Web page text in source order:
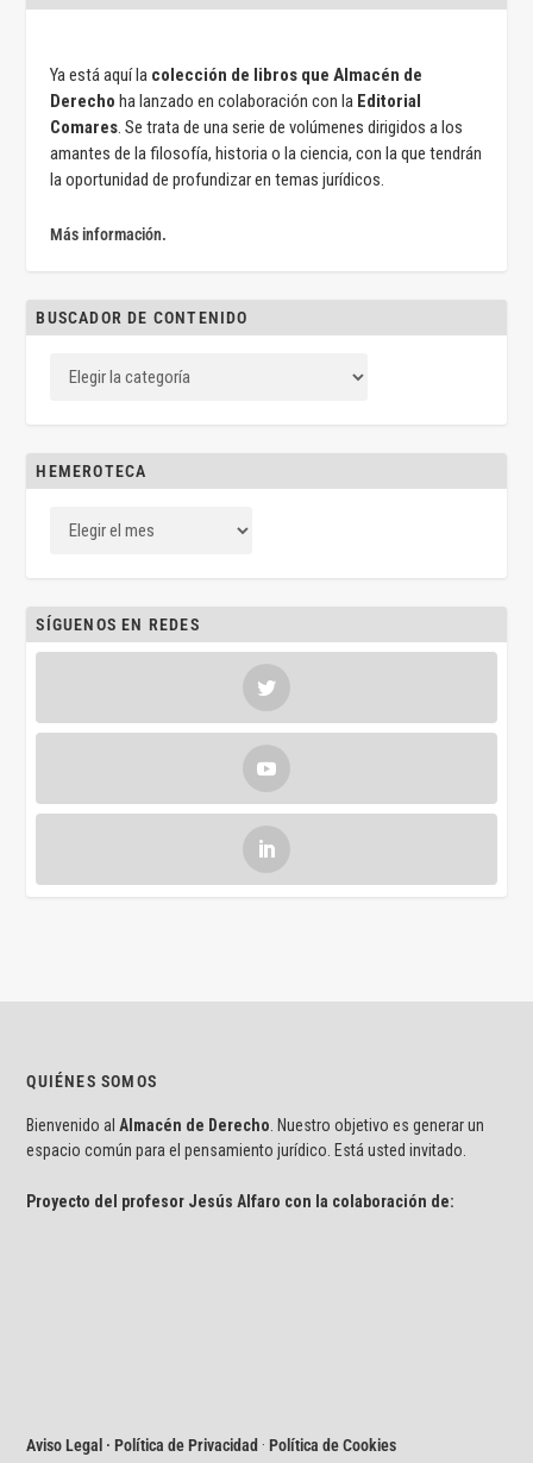
Ya está aquí la colección de libros que Almacén de
Derecho ha lanzado en colaboración con la Editorial
Comares. Se trata de una serie de volúmenes dirigidos a los
amantes de la filosofía, historia o la ciencia, con la que tendrán
la oportunidad de profundizar en temas jurídicos.
Más información.
BUSCADOR DE CONTENIDO
HEMEROTECA
SÍGUENOS EN REDES
QUIÉNES SOMOS
Bienvenido al Almacén de Derecho . Nuestro objetivo es generar un
espacio común para el pensamiento jurídico. Está usted invitado.
Proyecto del profesor Jesús Alfaro con la colaboración de:
Aviso Legal · Política de Privacidad ·Política de Cookies